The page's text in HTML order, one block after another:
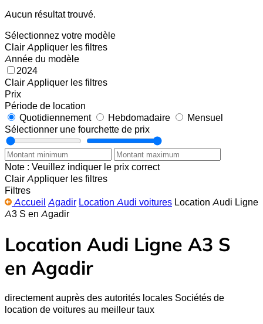
Aucun résultat trouvé.
Sélectionnez votre modèle
Clair Appliquer les filtres
Année du modèle
2024
Clair Appliquer les filtres
Prix
Période de location
Quotidiennement
Hebdomadaire
Mensuel
Sélectionner une fourchette de prix
Note : Veuillez indiquer le prix correct
Clair Appliquer les filtres
Filtres
Accueil Agadir Location Audi voitures Location Audi Ligne
A3 S en Agadir
Location Audi Ligne A3 S
en Agadir
directement auprès des autorités locales Sociétés de
location de voitures au meilleur taux